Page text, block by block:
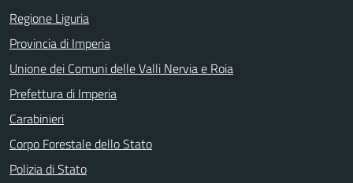
Regione Liguria
Provincia di Imperia
Unione dei Comuni delle Valli Nervia e Roia
Prefettura di Imperia
Carabinieri
Corpo Forestale dello Stato
Polizia di Stato